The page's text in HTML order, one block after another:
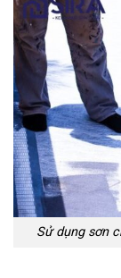
Sử dụng sơn